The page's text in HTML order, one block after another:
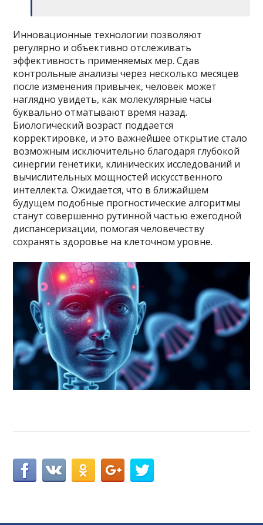
Инновационные технологии позволяют
регулярно и объективно отслеживать
эффективность применяемых мер. Сдав
контрольные анализы через несколько месяцев
после изменения привычек, человек может
наглядно увидеть, как молекулярные часы
буквально отматывают время назад.
Биологический возраст поддается
корректировке, и это важнейшее открытие стало
возможным исключительно благодаря глубокой
синергии генетики, клинических исследований и
вычислительных мощностей искусственного
интеллекта. Ожидается, что в ближайшем
будущем подобные прогностические алгоритмы
станут совершенно рутинной частью ежегодной
диспансеризации, помогая человечеству
сохранять здоровье на клеточном уровне.